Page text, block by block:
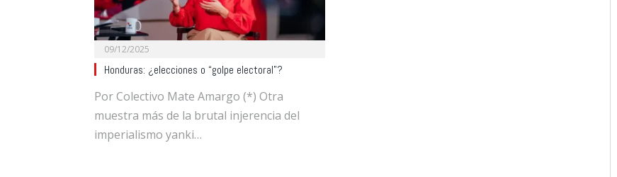
09/12/2025
Honduras: ¿elecciones o “golpe electoral”?
Por Colectivo Mate Amargo (*) Otra
muestra más de la brutal injerencia del
imperialismo yanki…